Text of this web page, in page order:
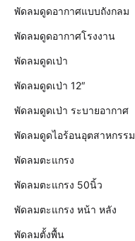
พัดลมดูดอากาศแบบถังกลม
พัดลมดูดอากาศโรงงาน
พัดลมดูดเป่า
พัดลมดูดเป่า 12″
พัดลมดูดเป่า ระบายอากาศ
พัดลมดูดไอร้อนอุตสาหกรรม
พัดลมตะแกรง
พัดลมตะแกรง 50นิ้ว
พัดลมตะแกรง หน้า หลัง
พัดลมตั้งพื้น